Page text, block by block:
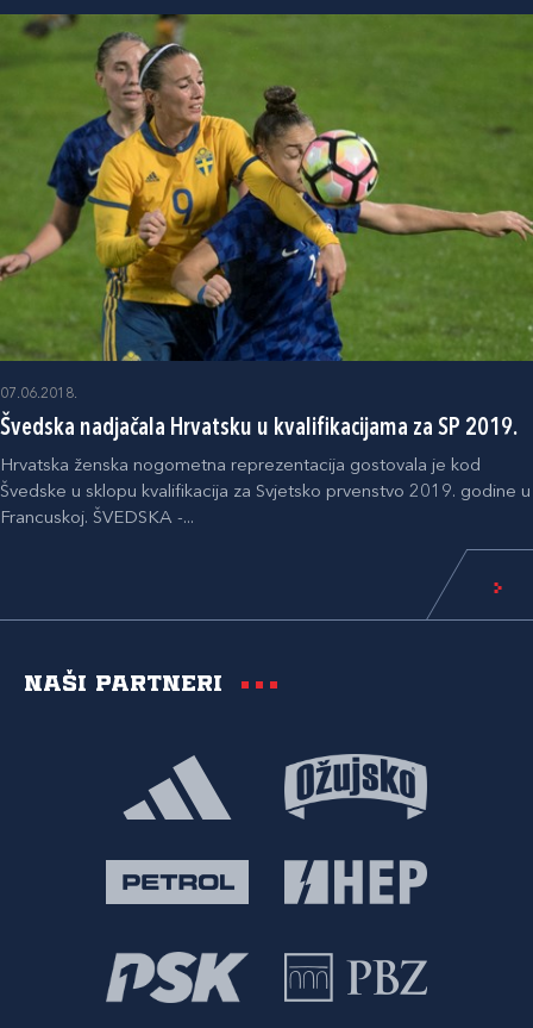
07.06.2018.
Švedska nadjačala Hrvatsku u kvalifikacijama za SP 2019.
Hrvatska ženska nogometna reprezentacija gostovala je kod
Švedske u sklopu kvalifikacija za Svjetsko prvenstvo 2019. godine u
Francuskoj. ŠVEDSKA -...
Naši partneri